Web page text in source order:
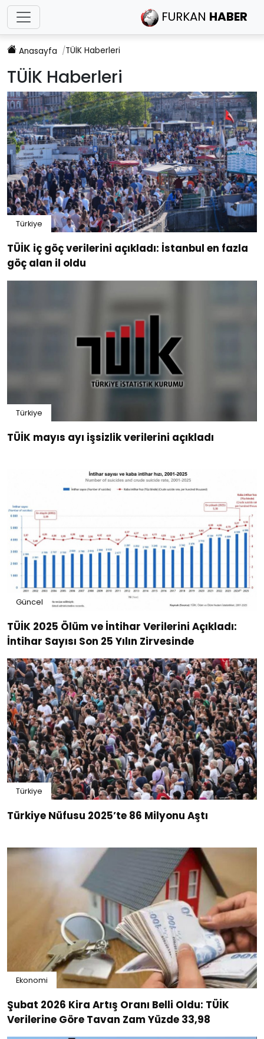
FURKAN HABER
Anasayfa TÜİK Haberleri
TÜİK Haberleri
Türkiye
TÜİK iç göç verilerini açıkladı: İstanbul en fazla
göç alan il oldu
Türkiye
TÜİK mayıs ayı işsizlik verilerini açıkladı
Güncel
TÜİK 2025 Ölüm ve İntihar Verilerini Açıkladı:
İntihar Sayısı Son 25 Yılın Zirvesinde
Türkiye
Türkiye Nüfusu 2025’te 86 Milyonu Aştı
Ekonomi
Şubat 2026 Kira Artış Oranı Belli Oldu: TÜİK
Verilerine Göre Tavan Zam Yüzde 33,98